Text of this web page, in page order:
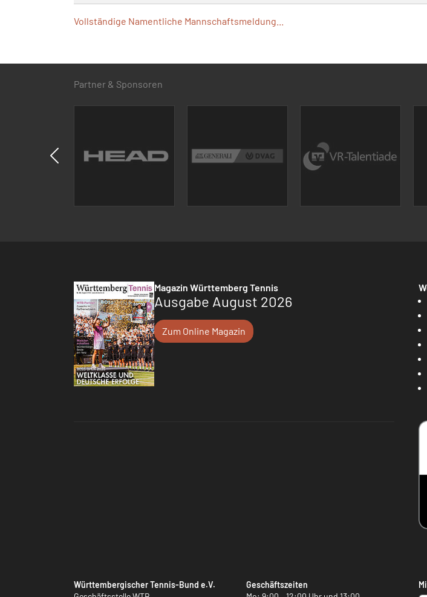
Vollständige Namentliche Mannschaftsmeldung...
Partner & Sponsoren
Magazin Württemberg Tennis
Ausgabe August 2026
Zum Online Magazin
Württembergischer Tennis-Bund e.V.
Geschäftszeiten